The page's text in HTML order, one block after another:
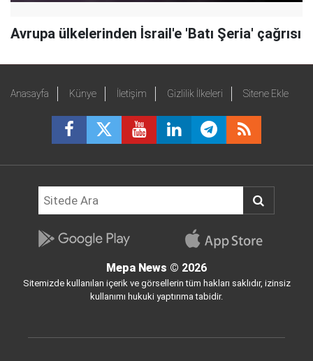
Avrupa ülkelerinden İsrail'e 'Batı Şeria' çağrısı
Anasayfa Künye İletişim Gizlilik İlkeleri Sitene Ekle
Mepa News © 2026
Sitemizde kullanılan içerik ve görsellerin tüm hakları saklıdır, izinsiz
kullanımı hukuki yaptırıma tabidir.